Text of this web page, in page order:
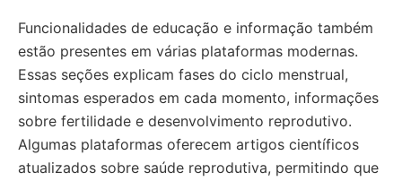
Funcionalidades de educação e informação também
estão presentes em várias plataformas modernas.
Essas seções explicam fases do ciclo menstrual,
sintomas esperados em cada momento, informações
sobre fertilidade e desenvolvimento reprodutivo.
Algumas plataformas oferecem artigos científicos
atualizados sobre saúde reprodutiva, permitindo que